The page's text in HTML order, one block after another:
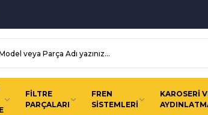
FİLTRE
PARÇALARI
FREN
SİSTEMLERİ
KAROSERİ